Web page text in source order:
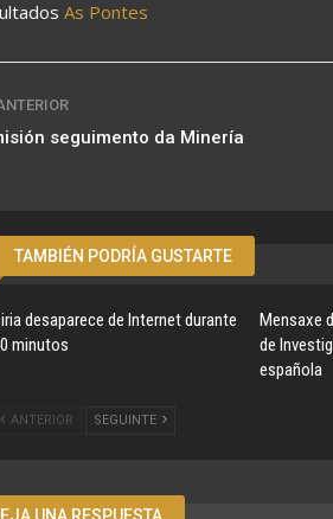
As Pontes
seguimento da Minería
TAMBIÉN PODRÍA GUSTARTE
desaparece de Internet durante
minutos
Mensaxe
de
española
ANTERIOR SEGUINTE
UNA RESPUESTA